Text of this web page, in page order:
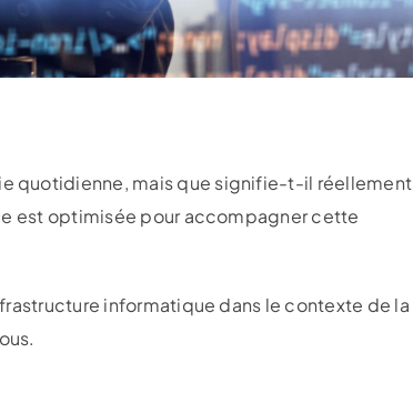
quotidienne, mais que signifie-t-il réellement
est optimisée pour accompagner cette
informatique dans le contexte de la